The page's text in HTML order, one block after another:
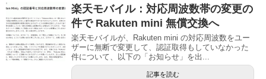
楽天モバイル：対応周波数帯の変更の
件で Rakuten mini 無償交換へ
楽天モバイルが、Rakuten mini の対応周波数をユー
ザーに無断で変更して、認証取得もしていなかった
件について、以下の「お知らせ」を出...
記事を読む